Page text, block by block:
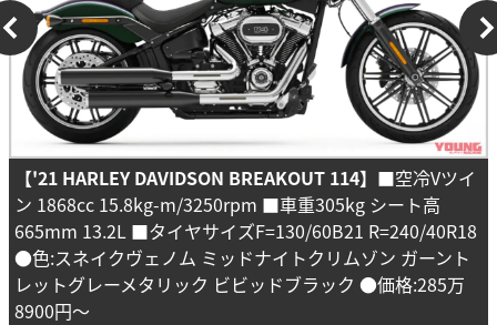
【'21 HARLEY DAVIDSON BREAKOUT 114】 ■空冷Vツイ
ン 1868cc 15.8kg-m/3250rpm ■車重305kg シート高
665mm 13.2L ■タイヤサイズF=130/60B21 R=240/40R18
●色:スネイクヴェノム ミッドナイトクリムゾン ガーント
レットグレーメタリック ビビッドブラック ●価格:285万
8900円～